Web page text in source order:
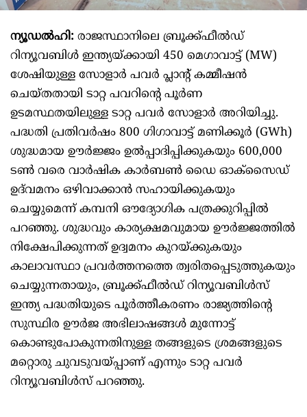
ന്യൂഡൽഹി: രാജസ്ഥാനിലെ ബ്രൂക്ക്ഫീൽഡ്
റിന്യൂവബിൾ ഇന്ത്യയ്ക്കായി 450 മെഗാവാട്ട് (MW)
ശേഷിയുള്ള സോളാർ പവർ പ്ലാന്റ് കമ്മീഷൻ
ചെയ്തതായി ടാറ്റ പവറിന്റെ പൂർണ
ഉടമസ്ഥതയിലുള്ള ടാറ്റ പവർ സോളാർ അറിയിച്ചു.
പദ്ധതി പ്രതിവർഷം 800 ഗിഗാവാട്ട് മണിക്കൂർ (GWh)
ശുദ്ധമായ ഊർജ്ജം ഉൽപ്പാദിപ്പിക്കുകയും 600,000
ടൺ വരെ വാർഷിക കാർബൺ ഡൈ ഓക്സൈഡ്
ഉദ്‌വമനം ഒഴിവാക്കാൻ സഹായിക്കുകയും
ചെയ്യുമെന്ന് കമ്പനി ഔദ്യോഗിക പത്രക്കുറിപ്പിൽ
പറഞ്ഞു. ശുദ്ധവും കാര്യക്ഷമവുമായ ഊർജ്ജത്തിൽ
നിക്ഷേപിക്കുന്നത് ഉദ്വമനം കുറയ്ക്കുകയും
കാലാവസ്ഥാ പ്രവർത്തനത്തെ ത്വരിതപ്പെടുത്തുകയും
ചെയ്യുന്നതായും, ബ്രൂക്ക്ഫീൽഡ് റിന്യൂവബിൾസ്
ഇന്ത്യ പദ്ധതിയുടെ പൂർത്തീകരണം രാജ്യത്തിന്റെ
സുസ്ഥിര ഊർജ അഭിലാഷങ്ങൾ മുന്നോട്ട്
കൊണ്ടുപോകുന്നതിനുള്ള തങ്ങളുടെ ശ്രമങ്ങളുടെ
മറ്റൊരു ചുവടുവയ്പ്പാണ് എന്നും ടാറ്റ പവർ
റിന്യൂവബിൾസ് പറഞ്ഞു.